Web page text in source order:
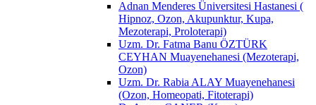
Adnan Menderes Üniversitesi Hastanesi (
Hipnoz, Ozon, Akupunktur, Kupa,
Mezoterapi, Proloterapi)
Uzm. Dr. Fatma Banu ÖZTÜRK
CEYHAN Muayenehanesi (Mezoterapi,
Ozon)
Uzm. Dr. Rabia ALAY Muayenehanesi
(Ozon, Homeopati, Fitoterapi)